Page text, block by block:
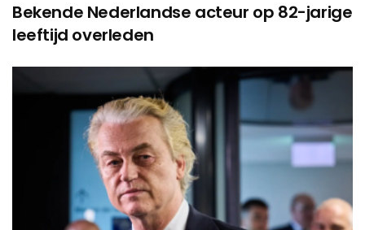
Bekende Nederlandse acteur op 82-jarige
leeftijd overleden